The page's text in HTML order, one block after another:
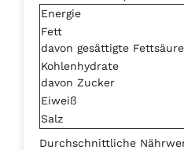
Durchschnittliche
Energie
Fett
davon gesättigte
Kohlenhydrate
davon Zucker
Eiweiß
Salz